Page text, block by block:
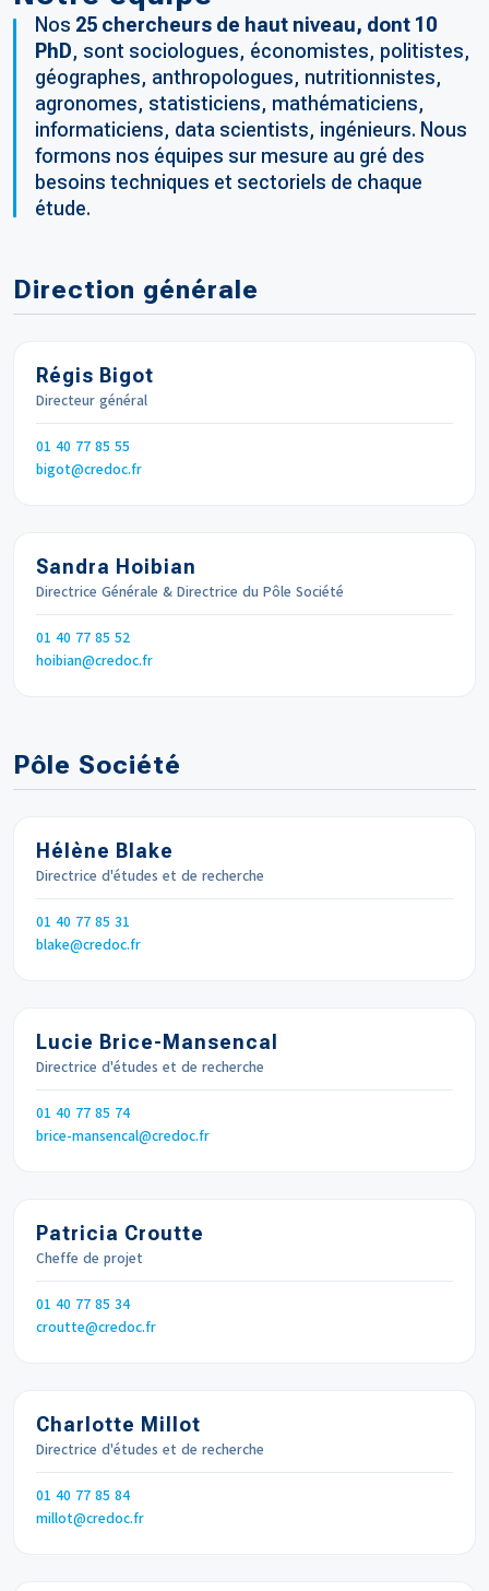
Nos 25 chercheurs de haut niveau, dont 10
PhD, sont sociologues, économistes, politistes,
géographes, anthropologues, nutritionnistes,
agronomes, statisticiens, mathématiciens,
informaticiens, data scientists, ingénieurs. Nous
formons nos équipes sur mesure au gré des
besoins techniques et sectoriels de chaque
étude.
Direction générale
Régis Bigot
Directeur général
Téléphone
01 40 77 85 55
Email
bigot credoc.fr
Sandra Hoibian
Directrice Générale & Directrice du Pôle Société
Téléphone
01 40 77 85 52
Email
hoibian credoc.fr
Pôle Société
Hélène Blake
Directrice d'études et de recherche
Téléphone
01 40 77 85 31
Email
blake credoc.fr
Lucie Brice-Mansencal
Directrice d'études et de recherche
Téléphone
01 40 77 85 74
Email
brice-mansencal credoc.fr
Patricia Croutte
Cheffe de projet
Téléphone
01 40 77 85 34
Email
croutte credoc.fr
Charlotte Millot
Directrice d'études et de recherche
Téléphone
01 40 77 85 84
Email
millot credoc.fr